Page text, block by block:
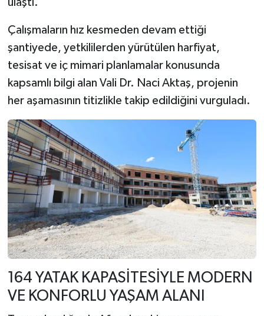
Çalışmaların hız kesmeden devam ettiği
şantiyede, yetkililerden yürütülen harfiyat,
tesisat ve iç mimari planlamalar konusunda
kapsamlı bilgi alan Vali Dr. Naci Aktaş, projenin
her aşamasının titizlikle takip edildiğini vurguladı.
164 YATAK KAPASİTESİYLE MODERN
VE KONFORLU YAŞAM ALANI